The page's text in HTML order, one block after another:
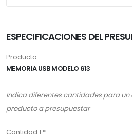
ESPECIFICACIONES DEL
Producto
MEMORIA USB MODELO 613
Indica diferentes cantidades para
producto a presupuestar
Cantidad 1 *